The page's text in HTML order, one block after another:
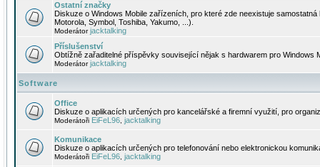
Ostatní značky
Diskuze o Windows Mobile zařízeních, pro které zde neexistuje
Motorola, Symbol, Toshiba, Yakumo, ...).
Moderátorjacktalking
Příslušenství
Obtížně zařaditelné příspěvky související nějak s hardwarem pro Windows
Moderátorjacktalking
Software
Office
Diskuze o aplikacích určených pro kancelářské a firemní využití, pro
Moderátoři EiFeL96 jacktalking
Komunikace
Diskuze o aplikacích určených pro telefonování nebo elektronickou
Moderátoři EiFeL96 jacktalking